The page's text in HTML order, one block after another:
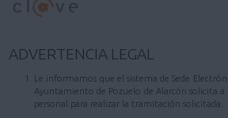
INFORMACIÓN MUNICIPAL
AYUDA
ADVERTENCIA LEGAL
Le informamos que el sistema de Sede
Ayuntamiento de Pozuelo de Alarcón solicita a
personal para realizar la tramitación solicitada.